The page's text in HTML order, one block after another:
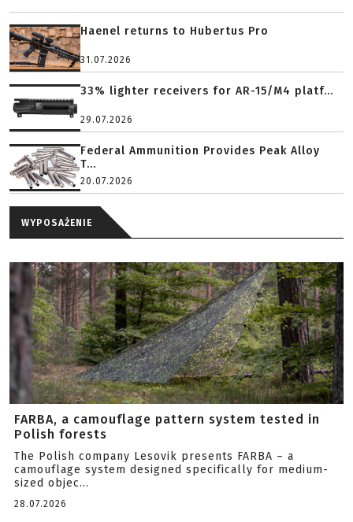
Haenel returns to Hubertus Pro
31.07.2026
33% lighter receivers for AR-15/M4 platf...
29.07.2026
Federal Ammunition Provides Peak Alloy
T...
20.07.2026
WYPOSAŻENIE
FARBA, a camouflage pattern system tested in
Polish forests
The Polish company Lesovik presents FARBA – a
camouflage system designed specifically for medium-
sized objec...
28.07.2026